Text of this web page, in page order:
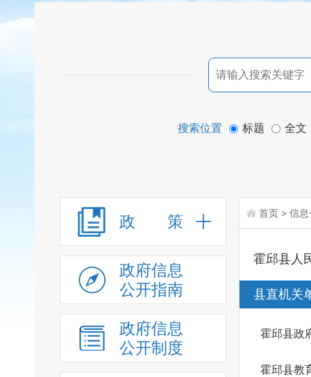
搜索位置 标题 全文
政 策
政府信息
公开指南
政府信息
公开制度
首页 > 信息
霍邱县人
县直机关
霍邱县政
霍邱县教